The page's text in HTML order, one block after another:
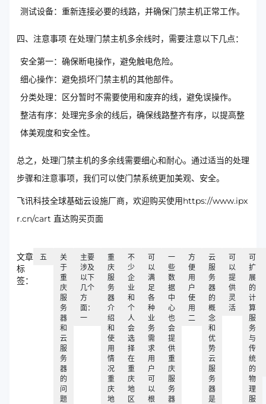
测试设备：重新连接必要的线路，并确保门禁主机正常工作。
四、注意事项 在处理门禁主机多余线时，需要注意以下几点：
安全第一：确保断电操作，避免触电危险。
细心操作：避免损坏门禁主机的其他部件。
分类处理：区分暂时不需要使用和废弃的线，避免误操作。
整洁有序：处理完多余的线后，确保线路整齐有序，以提高整
体美观度和安全性。
总之，处理门禁主机的多余线需要细心和耐心。通过适当的处理
步骤和注意事项，我们可以使门禁系统更加美观、安全。
飞讯科技全球基础云设施厂商，欢迎购买使用https://www.ipx
r.cn/cart 直达购买页面
文章
标
签：
五
关
于
重
庆
服
务
器
和
云
服
务
器
的
问
题
主要
涉及
以下
几个
方
面：
一
重
庆
服
务
器
介
绍
和
使
用
情
况
重
庆
地
不
少
企
业
和
个
人
会
选
择
在
重
庆
地
区
可
以
满
足
各
种
业
务
需
求
用
户
可
以
根
一
些
数
据
中
心
也
会
提
供
重
庆
服
务
器
方
便
用
户
使
用
二
云
服
务
器
的
概
念
和
优
势
云
服
务
器
是
可
以
提
供
灵
活
可
扩
展
的
计
算
服
务
与
传
统
的
物
理
服